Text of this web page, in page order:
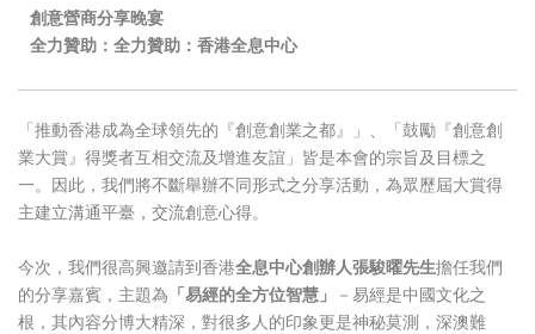
創意營商分享晚宴
全力贊助：全力贊助：香港全息中心
「推動香港成為全球領先的『創意創業之都』」、「鼓勵『創意創
業大賞』得獎者互相交流及增進友誼」皆是本會的宗旨及目標之
一。因此，我們將不斷舉辦不同形式之分享活動，為眾歷屆大賞得
主建立溝通平臺，交流創意心得。
今次，我們很高興邀請到香港全息中心創辦人張駿曜先生擔任我們
的分享嘉賓，主題為 「易經的全方位智慧」 －易經是中國文化之
根，其內容分博大精深，對很多人的印象更是神秘莫測，深澳難